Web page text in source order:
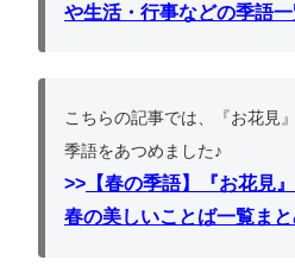
や生活・行事などの季語
こちらの記事では、『お花見
季語をあつめました♪
>> 【春の季語】『お花見
春の美しいことば一覧ま